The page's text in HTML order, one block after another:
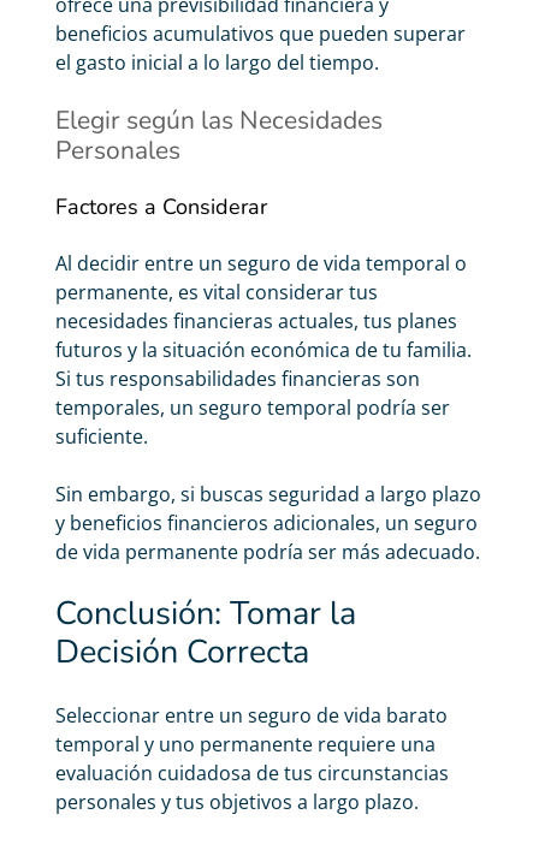
beneficios acumulativos que pueden superar
el gasto inicial a lo largo del tiempo.
Elegir según las Necesidades
Personales
Factores a Considerar
Al decidir entre un seguro de vida temporal o
permanente, es vital considerar tus
necesidades financieras actuales, tus planes
futuros y la situación económica de tu familia.
Si tus responsabilidades financieras son
temporales, un seguro temporal podría ser
suficiente.
Sin embargo, si buscas seguridad a largo plazo
y beneficios financieros adicionales, un seguro
de vida permanente podría ser más adecuado.
Conclusión: Tomar la
Decisión Correcta
Seleccionar entre un seguro de vida barato
temporal y uno permanente requiere una
evaluación cuidadosa de tus circunstancias
personales y tus objetivos a largo plazo.